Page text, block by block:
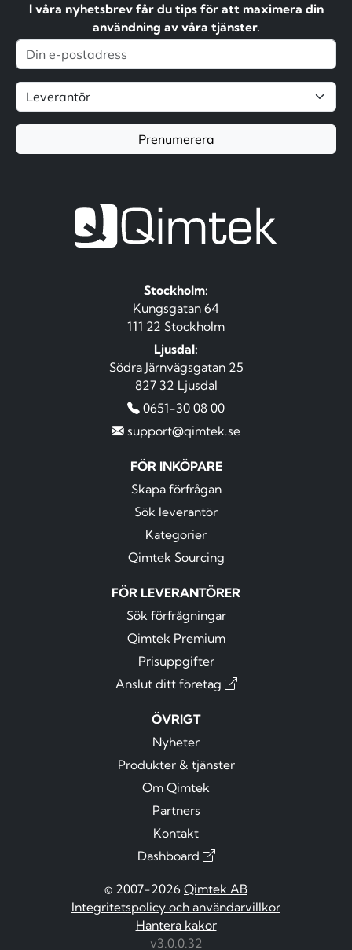
I våra nyhetsbrev får du tips för att maximera din
användning av våra tjänster.
Prenumerera
Stockholm:
Kungsgatan 64
111 22 Stockholm
Ljusdal:
Södra Järnvägsgatan 25
827 32 Ljusdal
0651-30 08 00
support@qimtek.se
FÖR INKÖPARE
Skapa förfrågan
Sök leverantör
Kategorier
Qimtek Sourcing
FÖR LEVERANTÖRER
Sök förfrågningar
Qimtek Premium
Prisuppgifter
Anslut ditt företag
ÖVRIGT
Nyheter
Produkter & tjänster
Om Qimtek
Partners
Kontakt
Dashboard
© 2007-2026 Qimtek AB
Integritetspolicy och användarvillkor
Hantera kakor
v3.0.0.32